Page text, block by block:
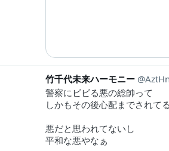
竹千代未来ハーモニー
警察にビビる悪の総帥って
しかもその後心配までされて
悪だと思われてないし
平和な悪やなぁ